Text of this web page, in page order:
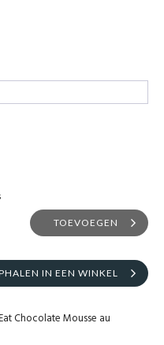
TOEVOEGEN
IN EEN WINKEL
Chocolate Mousse au